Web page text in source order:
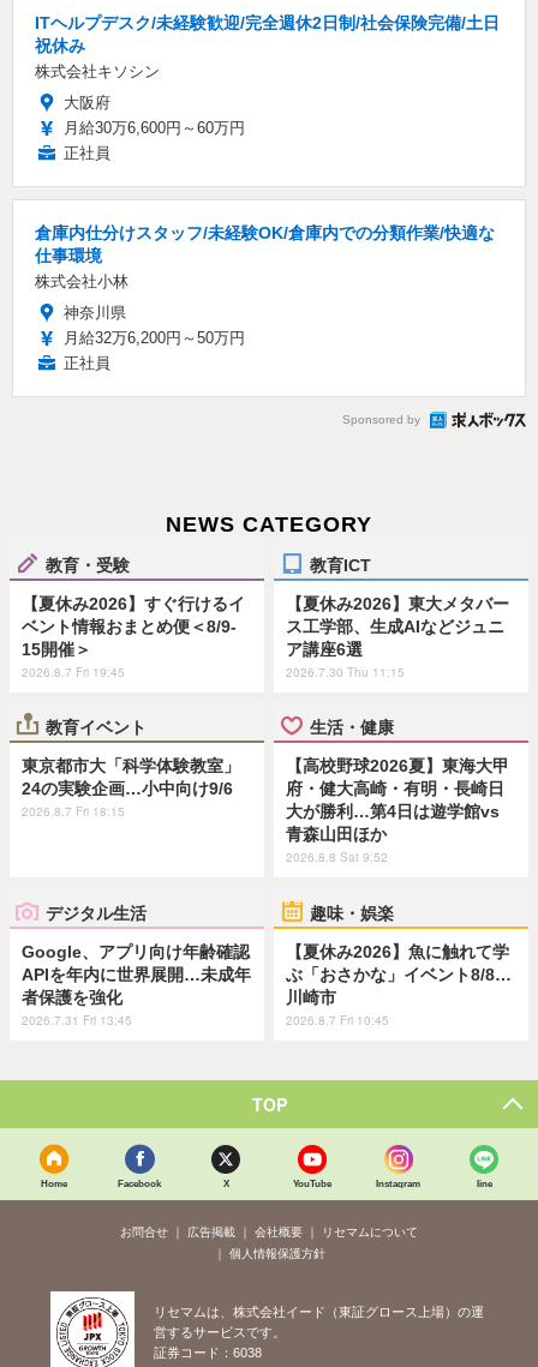
ITヘルプデスク/未経験歓迎/完全週休2日制/社会保険完備/土日
祝休み
株式会社キソシン
大阪府
月給30万6,600円～60万円
正社員
倉庫内仕分けスタッフ/未経験OK/倉庫内での分類作業/快適な
仕事環境
株式会社小林
神奈川県
月給32万6,200円～50万円
正社員
Sponsored by
NEWS CATEGORY
教育・受験
【夏休み2026】すぐ行けるイ
ベント情報おまとめ便＜8/9-
15開催＞
2026.8.7 Fri 19:45
教育ICT
【夏休み2026】東大メタバー
ス工学部、生成AIなどジュニ
ア講座6選
2026.7.30 Thu 11:15
教育イベント
東京都市大「科学体験教室」
24の実験企画…小中向け9/6
2026.8.7 Fri 18:15
生活・健康
【高校野球2026夏】東海大甲
府・健大高崎・有明・長崎日
大が勝利…第4日は遊学館vs
青森山田ほか
2026.8.8 Sat 9:52
デジタル生活
Google、アプリ向け年齢確認
APIを年内に世界展開…未成年
者保護を強化
2026.7.31 Fri 13:45
趣味・娯楽
【夏休み2026】魚に触れて学
ぶ「おさかな」イベント8/8…
川崎市
2026.8.7 Fri 10:45
TOP
Home Facebook X YouTube Instagram line
お問合せ 広告掲載 会社概要
リセマムについて
個人情報保護方針
リセマムは、株式会社イード（東証グロース上場）の運
営するサービスです。
証券コード：6038